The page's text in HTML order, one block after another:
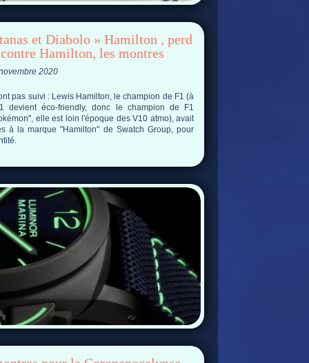
et Diabolo » Hamilton , perd
Hamilton, les montres
2020
pas suivi : Lewis Hamilton, le champion de F1 (à
devient éco-friendly, donc le champion de F1
elle est loin l'époque des V10 atmo), avait
à la marque "Hamilton" de Swatch Group, pour